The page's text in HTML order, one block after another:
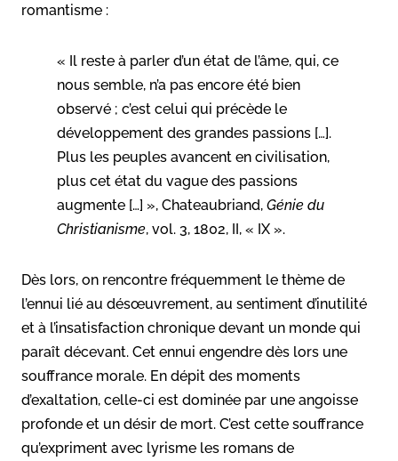
romantisme :
« Il reste à parler d’un état de l’âme, qui, ce
nous semble, n’a pas encore été bien
observé ; c’est celui qui précède le
développement des grandes passions […].
Plus les peuples avancent en civilisation,
plus cet état du vague des passions
augmente […] », Chateaubriand, Génie du
Christianisme, vol. 3,‎ 1802, II, « IX ».
Dès lors, on rencontre fréquemment le thème de
l’ennui lié au désœuvrement, au sentiment d’inutilité
et à l’insatisfaction chronique devant un monde qui
paraît décevant. Cet ennui engendre dès lors une
souffrance morale. En dépit des moments
d’exaltation, celle-ci est dominée par une angoisse
profonde et un désir de mort. C’est cette souffrance
qu’expriment avec lyrisme les romans de